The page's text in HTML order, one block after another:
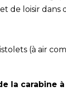
loisir dans
(à air
carabine à